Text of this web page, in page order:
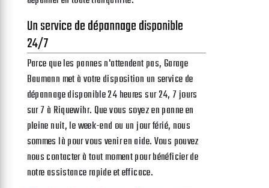
Un service de dépannage disponible
24/7
Parce que les pannes n'attendent pas, Garage
Baumann met à votre disposition un service de
dépannage disponible 24 heures sur 24, 7 jours
sur 7 à Riquewihr. Que vous soyez en panne en
pleine nuit, le week-end ou un jour férié, nous
sommes là pour vous venir en aide. Vous pouvez
nous contacter à tout moment pour bénéficier de
notre assistance rapide et efficace.